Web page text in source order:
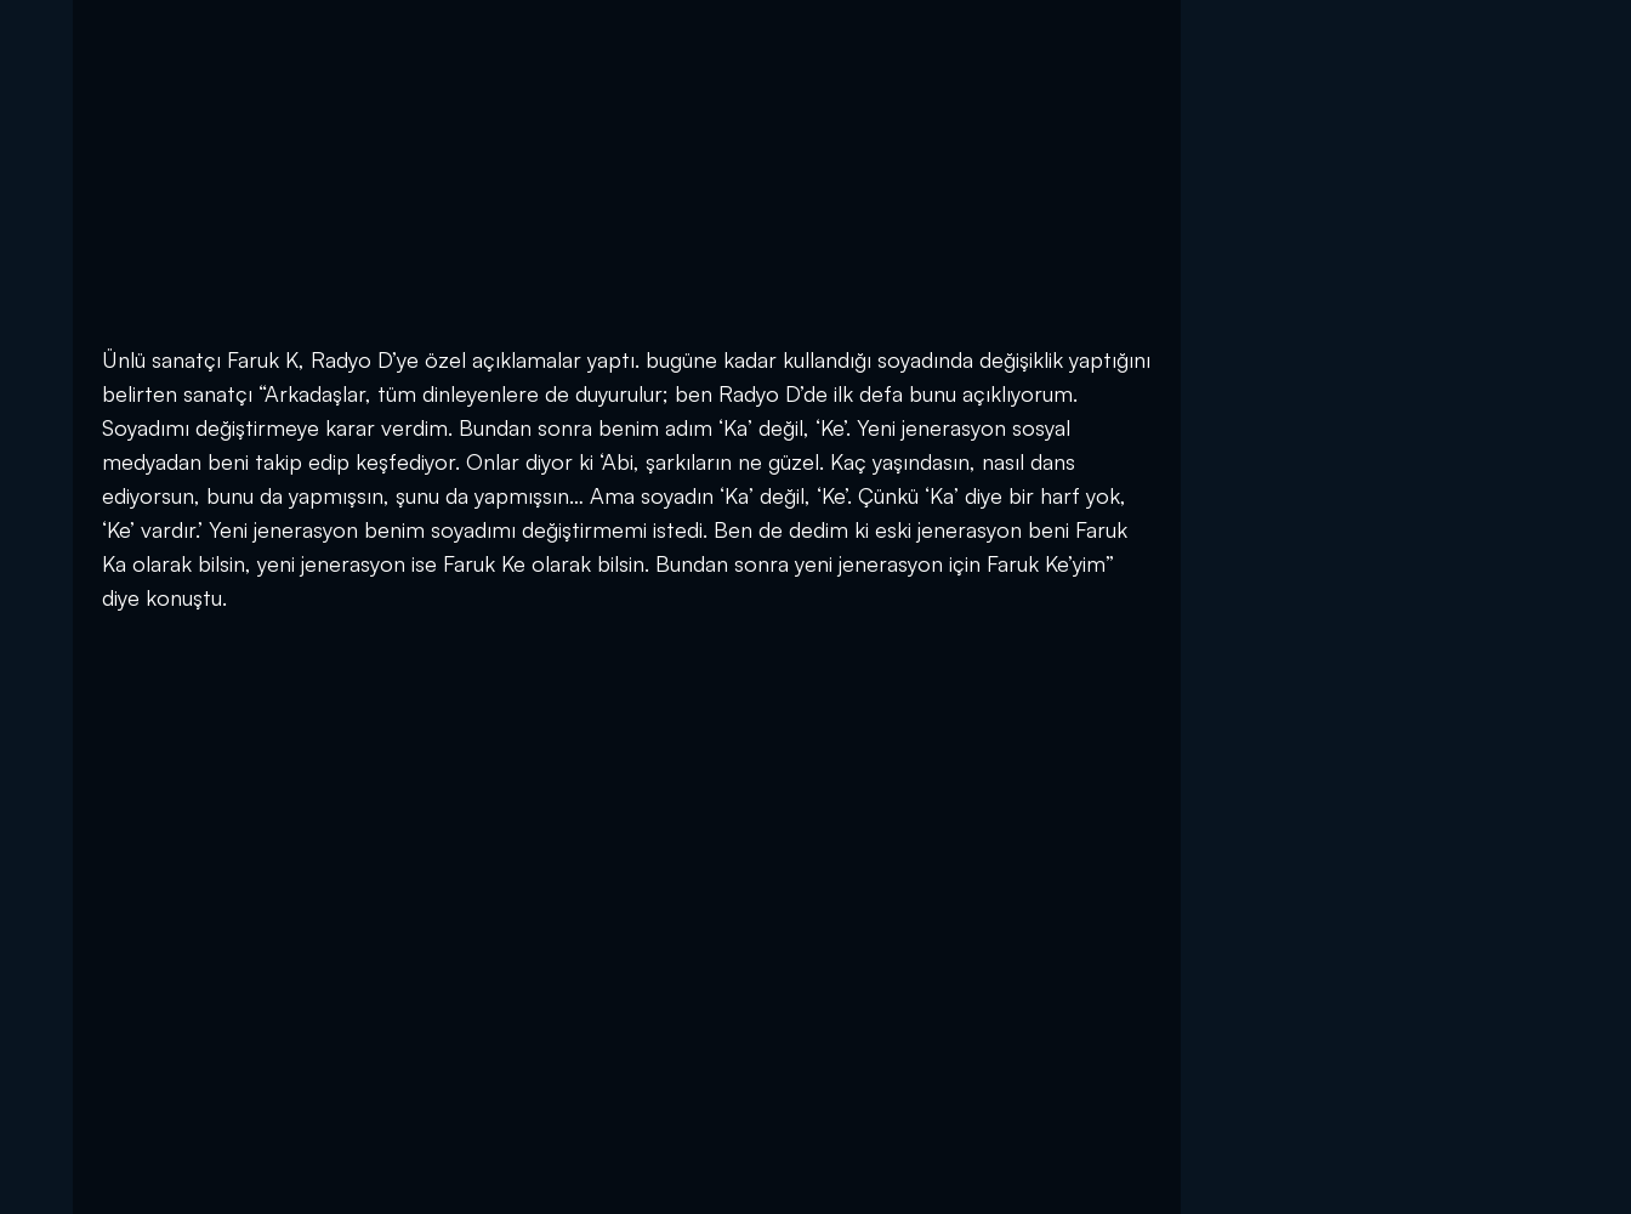
Ünlü sanatçı Faruk K, Radyo D’ye özel açıklamalar yaptı. bugüne kadar kullandığı soyadında değişiklik yaptığını
belirten sanatçı “Arkadaşlar, tüm dinleyenlere de duyurulur; ben Radyo D’de ilk defa bunu açıklıyorum.
Soyadımı değiştirmeye karar verdim. Bundan sonra benim adım ‘Ka’ değil, ‘Ke’. Yeni jenerasyon sosyal
medyadan beni takip edip keşfediyor. Onlar diyor ki ‘Abi, şarkıların ne güzel. Kaç yaşındasın, nasıl dans
ediyorsun, bunu da yapmışsın, şunu da yapmışsın… Ama soyadın ‘Ka’ değil, ‘Ke’. Çünkü ‘Ka’ diye bir harf yok,
‘Ke’ vardır.’ Yeni jenerasyon benim soyadımı değiştirmemi istedi. Ben de dedim ki eski jenerasyon beni Faruk
Ka olarak bilsin, yeni jenerasyon ise Faruk Ke olarak bilsin. Bundan sonra yeni jenerasyon için Faruk Ke’yim”
diye konuştu.